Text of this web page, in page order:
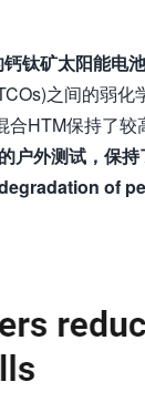
钛矿太阳能电
之间的弱化
HTM保持了
户外测试，保
of